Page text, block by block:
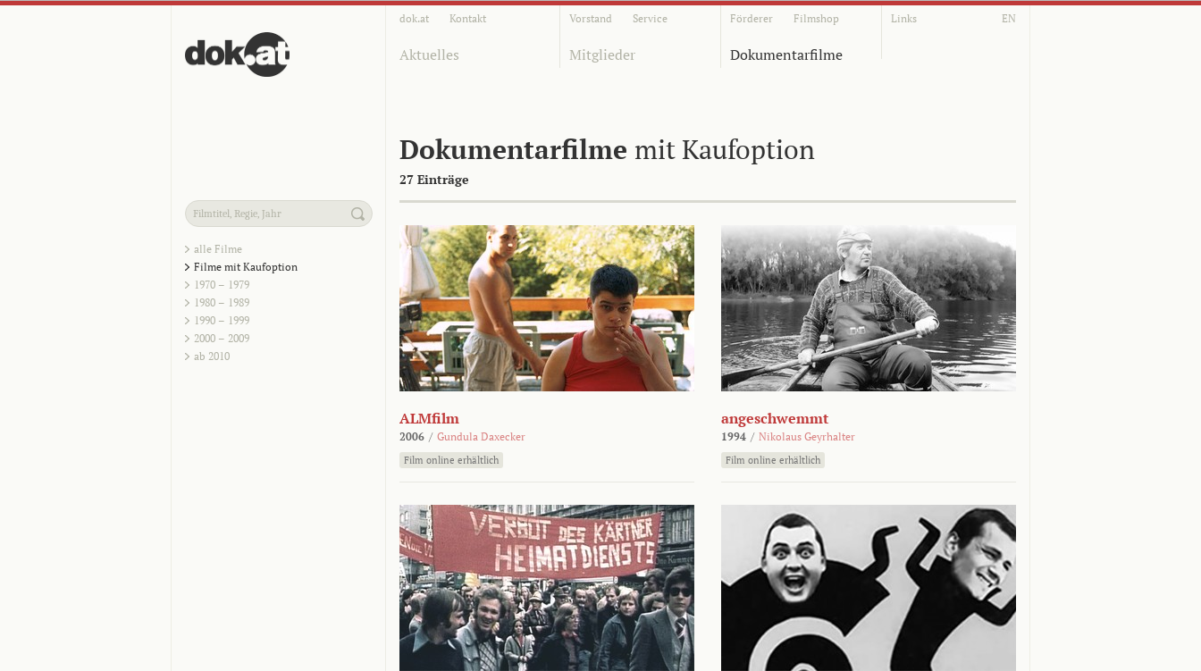
dok.at Kontakt Vorstand Service Förderer Filmshop Links EN
Aktuelles Mitglieder Dokumentarfilme
Dokumentarfilme mit Kaufoption
27 Einträge
alle Filme
Filme mit Kaufoption
1970 – 1979
1980 – 1989
1990 – 1999
2000 – 2009
ab 2010
ALMfilm
2006 / Gundula Daxecker
Film online erhältlich
angeschwemmt
1994 / Nikolaus Geyrhalter
Film online erhältlich